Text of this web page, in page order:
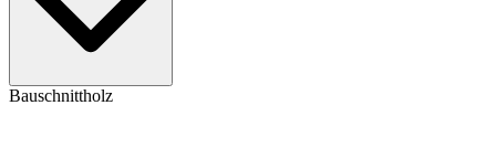
Bauschnittholz